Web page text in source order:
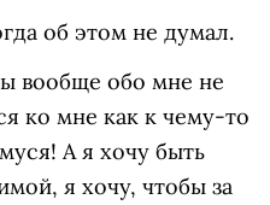
об этом не думал.
вообще обо мне не
ко мне как к чему-то
А я хочу быть
я хочу, чтобы за